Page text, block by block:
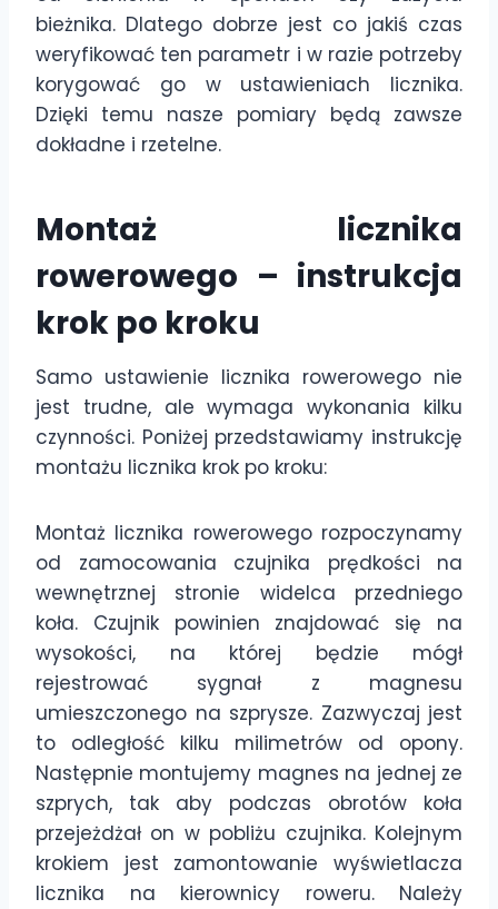
bieżnika. Dlatego dobrze jest co jakiś czas
weryfikować ten parametr i w razie potrzeby
korygować go w ustawieniach licznika.
Dzięki temu nasze pomiary będą zawsze
dokładne i rzetelne.
Montaż licznika
rowerowego – instrukcja
krok po kroku
Samo ustawienie licznika rowerowego nie
jest trudne, ale wymaga wykonania kilku
czynności. Poniżej przedstawiamy instrukcję
montażu licznika krok po kroku:
Montaż licznika rowerowego rozpoczynamy
od zamocowania czujnika prędkości na
wewnętrznej stronie widelca przedniego
koła. Czujnik powinien znajdować się na
wysokości, na której będzie mógł
rejestrować sygnał z magnesu
umieszczonego na szprysze. Zazwyczaj jest
to odległość kilku milimetrów od opony.
Następnie montujemy magnes na jednej ze
szprych, tak aby podczas obrotów koła
przejeżdżał on w pobliżu czujnika. Kolejnym
krokiem jest zamontowanie wyświetlacza
licznika na kierownicy roweru. Należy